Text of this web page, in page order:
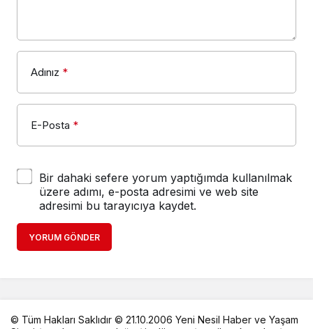
Adınız *
E-Posta *
Bir dahaki sefere yorum yaptığımda kullanılmak
üzere adımı, e-posta adresimi ve web site
adresimi bu tarayıcıya kaydet.
YORUM GÖNDER
© Tüm Hakları Saklıdır © 21.10.2006 Yeni Nesil Haber ve Yaşam